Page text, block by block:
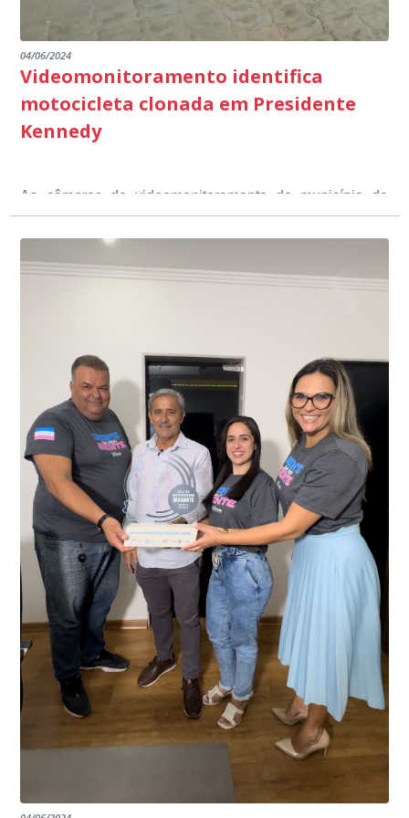
04/06/2024
Videomonitoramento identifica
motocicleta clonada em Presidente
Kennedy
As câmeras de videomonitoramento do município de
Presidente Kennedy identificaram neste fim de semana,
01 de junho, uma motocicleta com indícios de
adulteração, imediatamente, a central de
videomonitoramento acionou a Guarda Civil Municipal,
Durante a abordagem a adulteração foi comprovada,
através da conferência do Chassi, a motocicleta, bem
conta do sistema de videomonitoramento instalado
recentemente em todo o município de Presidente
Kennedy, o sistema é integrado com outros municípios
do país, sendo possível a identificação de veículos por
meio do cruzamento de informações, nesse caso
específico, com dados de uma cidade do Estado do Rio
de Janeiro.
“Mais de 100 câmeras foram instaladas na sede e no
interior de Presidente Kennedy, garantindo mais
segurança à população, seja nas ruas, no comércio, os
produtores agropecuários. Estamos no rumo certo,
parabéns a todos os servidores que contribuem para a
segurança da nossa cidade”, destaca o prefeito Dorlei
Fontão.